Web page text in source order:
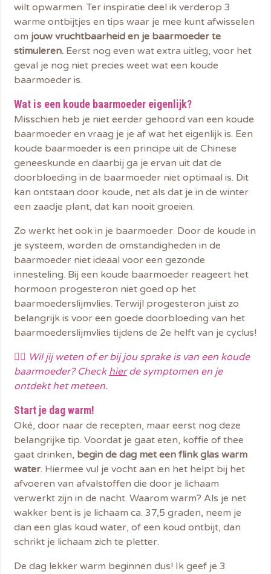
wilt opwarmen. Ter inspiratie deel ik verderop 3
warme ontbijtjes en tips waar je mee kunt afwisselen
om jouw vruchtbaarheid en je baarmoeder te
stimuleren. Eerst nog even wat extra uitleg, voor het
geval je nog niet precies weet wat een koude
baarmoeder is.
Wat is een koude baarmoeder eigenlijk?
Misschien heb je niet eerder gehoord van een koude
baarmoeder en vraag je je af wat het eigenlijk is. Een
koude baarmoeder is een principe uit de Chinese
geneeskunde en daarbij ga je ervan uit dat de
doorbloeding in de baarmoeder niet optimaal is. Dit
kan ontstaan door koude, net als dat je in de winter
een zaadje plant, dat kan nooit groeien.
Zo werkt het ook in je baarmoeder. Door de koude in
je systeem, worden de omstandigheden in de
baarmoeder niet ideaal voor een gezonde
innesteling. Bij een koude baarmoeder reageert het
hormoon progesteron niet goed op het
baarmoederslijmvlies. Terwijl progesteron juist zo
belangrijk is voor een goede doorbloeding van het
baarmoederslijmvlies tijdens de 2e helft van je cyclus!
👉🏼 Wil jij weten of er bij jou sprake is van een koude
baarmoeder? Check hierde symptomen en je
ontdekt het meteen.
Start je dag warm!
Oké, door naar de recepten, maar eerst nog deze
belangrijke tip. Voordat je gaat eten, koffie of thee
gaat drinken, begin de dag met een flink glas warm
water. Hiermee vul je vocht aan en het helpt bij het
afvoeren van afvalstoffen die door je lichaam
verwerkt zijn in de nacht. Waarom warm? Als je net
wakker bent is je lichaam ca. 37,5 graden, neem je
dan een glas koud water, of een koud ontbijt, dan
schrikt je lichaam zich te pletter.
De dag lekker warm beginnen dus! Ik geef je 3